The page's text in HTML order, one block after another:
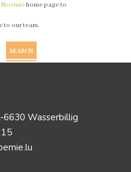
Noemiehome page to
to our team.
SEARCH
6630 Wasserbillig